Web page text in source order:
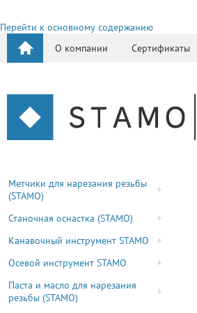
Перейти к основному содержанию
О компании
Сертификаты
Метчики для нарезания резьбы
(STAMO)
Станочная оснастка (STAMO)
Канавочный инструмент STAMO
Осевой инструмент STAMO
Паста и масло для нарезания
резьбы (STAMO)